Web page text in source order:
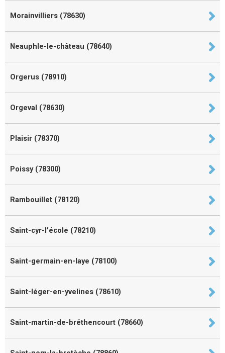
Morainvilliers (78630)
Neauphle-le-château (78640)
Orgerus (78910)
Orgeval (78630)
Plaisir (78370)
Poissy (78300)
Rambouillet (78120)
Saint-cyr-l'école (78210)
Saint-germain-en-laye (78100)
Saint-léger-en-yvelines (78610)
Saint-martin-de-bréthencourt (78660)